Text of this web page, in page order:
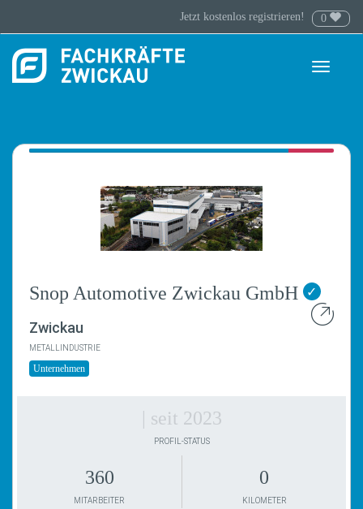
Jetzt kostenlos registrieren! 0
Toggle
Snop Automotive Zwickau GmbH ✓
Zwickau
METALLINDUSTRIE
Unternehmen
| seit 2023
PROFIL-STATUS
360
MITARBEITER
0
KILOMETER